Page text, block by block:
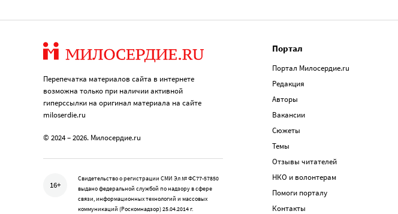
Перепечатка материалов сайта в интернете
возможна только при наличии активной
гиперссылки на оригинал материала на сайте
miloserdie.ru
© 2024 – 2026. Милосердие.ru
16+
Свидетельство о регистрации СМИ Эл № ФС77-57850
выдано федеральной службой по надзору в сфере
связи, информационных технологий и массовых
коммуникаций (Роскомнадзор) 25.04.2014 г.
Портал
Портал Милосердие.ru
Редакция
Авторы
Вакансии
Сюжеты
Темы
Отзывы читателей
НКО и волонтерам
Помоги порталу
Контакты